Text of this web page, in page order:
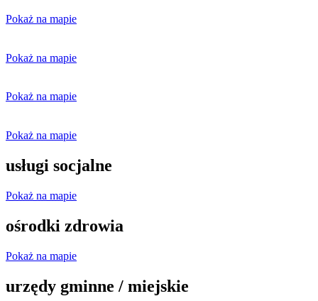
Pokaż na mapie
Pokaż na mapie
Pokaż na mapie
Pokaż na mapie
usługi socjalne
Pokaż na mapie
ośrodki zdrowia
Pokaż na mapie
urzędy gminne / miejskie